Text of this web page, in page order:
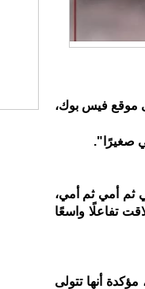
موقع فيس بوك،
صغيرًا".
ثم أمي ثم أمي،
تفاعلًا واسعًا
أنها تتولى